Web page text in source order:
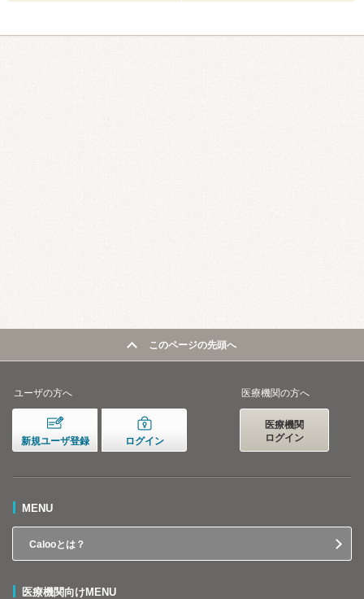
このページの先頭へ
ユーザの方へ
新規ユーザ登録 ログイン
医療機関の方へ
医療機関
ログイン
MENU
Calooとは？
医療機関向けMENU